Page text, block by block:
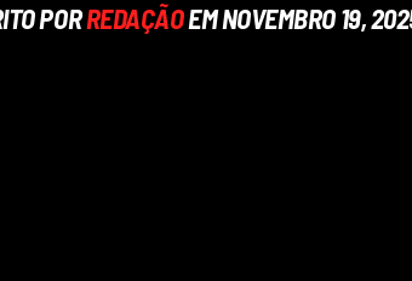
PORREDAÇÃOEM NOVEMBRO 19,